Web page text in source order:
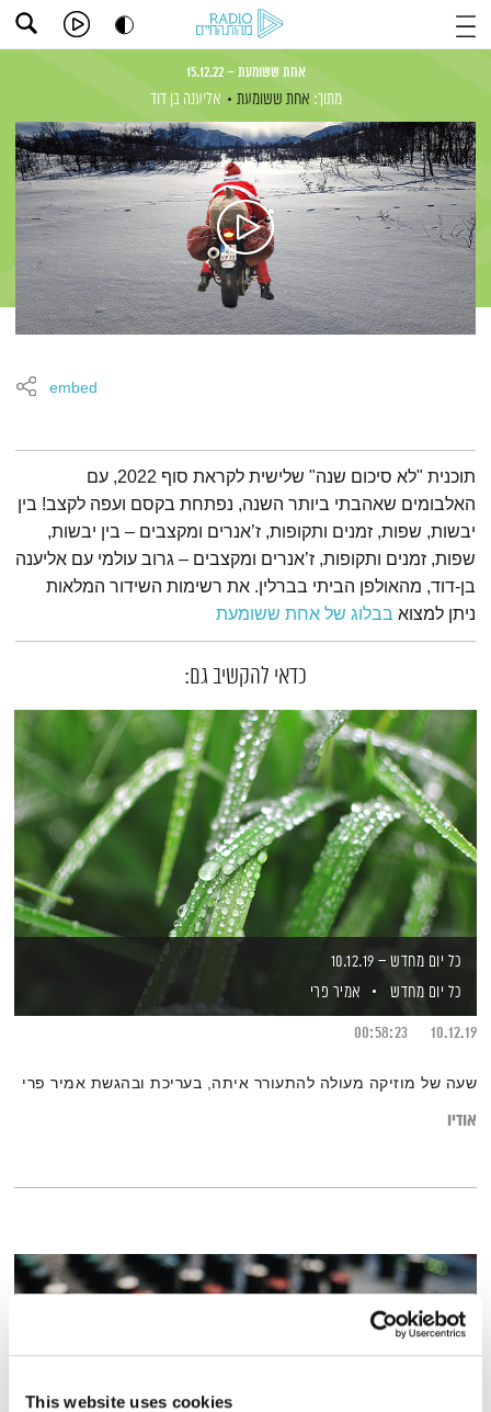
This website uses cookies
אחת ששומעת – 15.12.22
מתוך: אחת ששומעת אליענה בן דוד
embed
תמצית הפודקאסט
תוכנית "לא סיכום שנה" שלישית לקראת סוף 2022, עם
האלבומים שאהבתי ביותר השנה, נפתחת בקסם ועפה לקצב! בין
יבשות, שפות, זמנים ותקופות, ז’אנרים ומקצבים – בין יבשות,
שפות, זמנים ותקופות, ז’אנרים ומקצבים – גרוב עולמי עם אליענה
בן-דוד, מהאולפן הביתי בברלין. את רשימות השידור המלאות
ניתן למצוא בבלוג של אחת ששומעת
כדאי להקשיב גם:
כל יום מחדש – 10.12.19
כל יום מחדש
אמיר פרי
10.12.19
00:58:23
שעה של מוזיקה מעולה להתעורר איתה, בעריכת ובהגשת אמיר פרי
אודיו